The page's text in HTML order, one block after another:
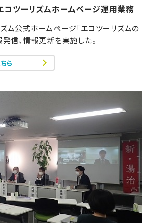
ツーリズムホームページ運用業務
ム公式ホームページ「エコツーリズムの
発信、情報更新を実施した。
ら